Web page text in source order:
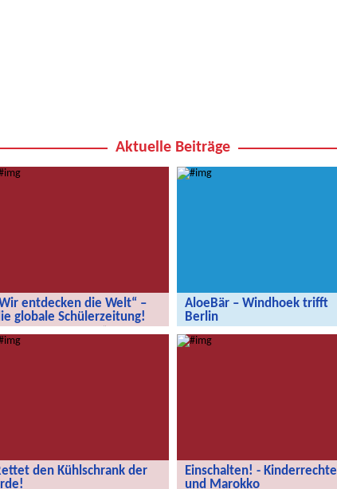
Aktuelle Beiträge
entdecken die Welt“ –
globale Schülerzeitung!
entdecken die Welt“ – die
Schülerzeitung!
AloeBär – Windhoek trifft
Berlin
AloeBär – Windhoek trifft Berlin
den Kühlschrank der
Einschalten! - Kinderrechte
und Marokko